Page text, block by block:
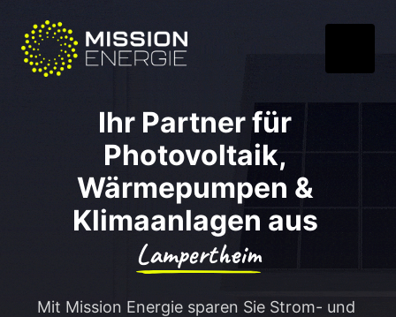
Ihr Partner für
Photovoltaik,
Wärmepumpen &
Lampertheim
Mit Mission Energie sparen Sie Strom- und